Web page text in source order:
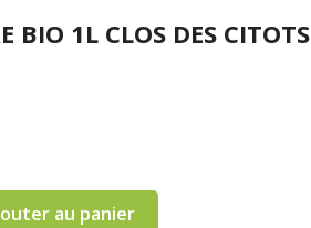
BIO 1L CLOS DES CITOTS
au panier